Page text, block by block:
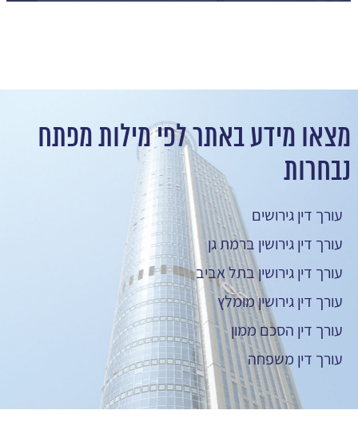
מצאו מידע באתר לפי מילות מפתח
נבחרות
עורך דין גירושים
עורך דין גירושין ברמת גן
עורך דין גירושין בתל אביב
עורך דין גירושין מומלץ
עורך דין הסכם ממון
עורך דין משפחה